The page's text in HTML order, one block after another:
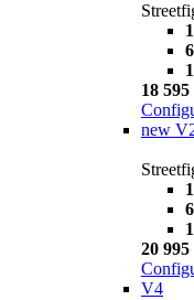
18 595
new
20 995
V4